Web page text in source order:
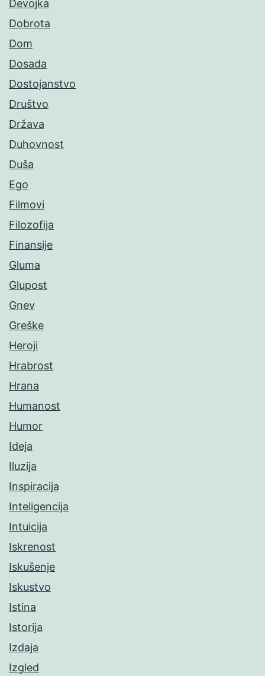
Devojka
Dobrota
Dom
Dosada
Dostojanstvo
Društvo
Država
Duhovnost
Duša
Ego
Filmovi
Filozofija
Finansije
Gluma
Glupost
Gnev
Greške
Heroji
Hrabrost
Hrana
Humanost
Humor
Ideja
Iluzija
Inspiracija
Inteligencija
Intuicija
Iskrenost
Iskušenje
Iskustvo
Istina
Istorija
Izdaja
Izgled